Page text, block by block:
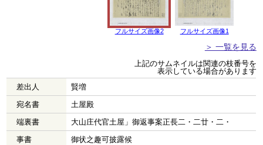
フルサイズ画像2 フルサイズ画像1
＞ 一覧を見る
上記のサムネイルは関連の枝番号を
表示している場合があります
差出人
賢増
宛名書
土屋殿
端裏書
大山庄代官土屋」御返事案正長二・二廿・二・
事書
御状之趣可披露候